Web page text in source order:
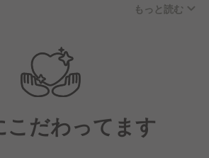
様を魅了できるサービスを心がけて
もっと読む
こだわってます